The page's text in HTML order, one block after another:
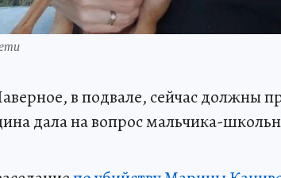
в подвале, сейчас должны
дала на вопрос мальчика-